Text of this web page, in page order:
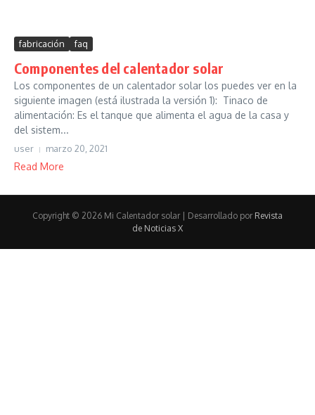
fabricación faq
Componentes del calentador solar
Los componentes de un calentador solar los puedes ver en la
siguiente imagen (está ilustrada la versión 1): Tinaco de
alimentación: Es el tanque que alimenta el agua de la casa y
del sistem...
user marzo 20, 2021
Read More
Copyright © 2026 Mi Calentador solar | Desarrollado por Revista
de Noticias X